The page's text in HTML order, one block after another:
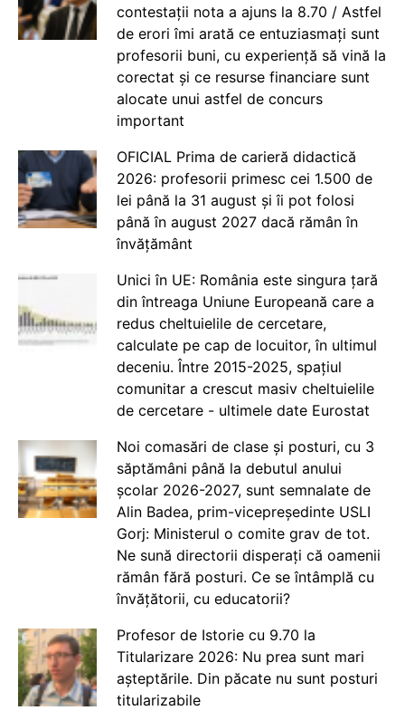
contestații nota a ajuns la 8.70 / Astfel
de erori îmi arată ce entuziasmați sunt
profesorii buni, cu experiență să vină la
corectat și ce resurse financiare sunt
alocate unui astfel de concurs
important
OFICIAL Prima de carieră didactică
2026: profesorii primesc cei 1.500 de
lei până la 31 august și îi pot folosi
până în august 2027 dacă rămân în
învățământ
Unici în UE: România este singura țară
din întreaga Uniune Europeană care a
redus cheltuielile de cercetare,
calculate pe cap de locuitor, în ultimul
deceniu. Între 2015-2025, spațiul
comunitar a crescut masiv cheltuielile
de cercetare - ultimele date Eurostat
Noi comasări de clase și posturi, cu 3
săptămâni până la debutul anului
școlar 2026-2027, sunt semnalate de
Alin Badea, prim-vicepreședinte USLI
Gorj: Ministerul o comite grav de tot.
Ne sună directorii disperați că oamenii
rămân fără posturi. Ce se întâmplă cu
învățătorii, cu educatorii?
Profesor de Istorie cu 9.70 la
Titularizare 2026: Nu prea sunt mari
așteptările. Din păcate nu sunt posturi
titularizabile